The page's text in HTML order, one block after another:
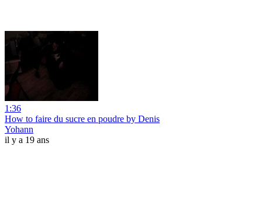
1:36
How to faire du sucre en poudre by Denis
Yohann
il y a 19 ans